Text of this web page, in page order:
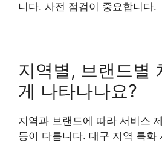
니다. 사전 점검이 중요합니다.
지역별, 브랜드별
게 나타나나요?
지역과 브랜드에 따라 서비스
등이 다릅니다. 대구 지역 특화